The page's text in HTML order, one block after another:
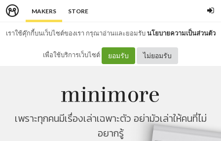
MAKERS STORE
เราใช้คุ๊กกี้บนเว็บไซต์ของเรา กรุณาอ่านและยอมรับนโยบายความเป็นส่วนตัว
เพื่อใช้บริการเว็บไซต์ ยอมรับ ไม่ยอมรับ
เพราะทุกคนมีเรื่องเล่าเฉพาะตัว อย่ามัวเล่าให้คนที่ไม่
อยากรู้